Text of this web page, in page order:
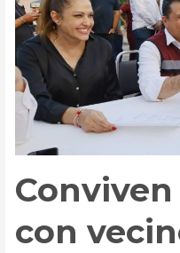
de
Fotos
con
Causa
con